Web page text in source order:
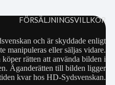
FÖRSÄLJNINGSVILLKOR
och är skyddade enligt
manipuleras eller säljas vidare.
köper rätten att använda bilden i
Äganderätten till bilden ligger
tiden kvar hos HD-Sydsvenskan.